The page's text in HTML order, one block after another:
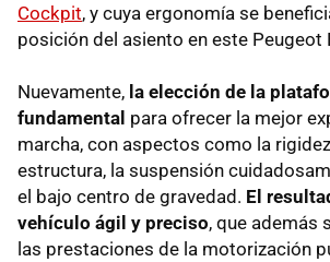
Cockpit, y cuya ergonomía se
posición del asiento en este Peugeot
Nuevamente, la elección de la
fundamental para ofrecer la mejor
marcha, con aspectos como la
estructura, la suspensión
el bajo centro de gravedad. El
vehículo ágil y preciso, que además
las prestaciones de la motorización